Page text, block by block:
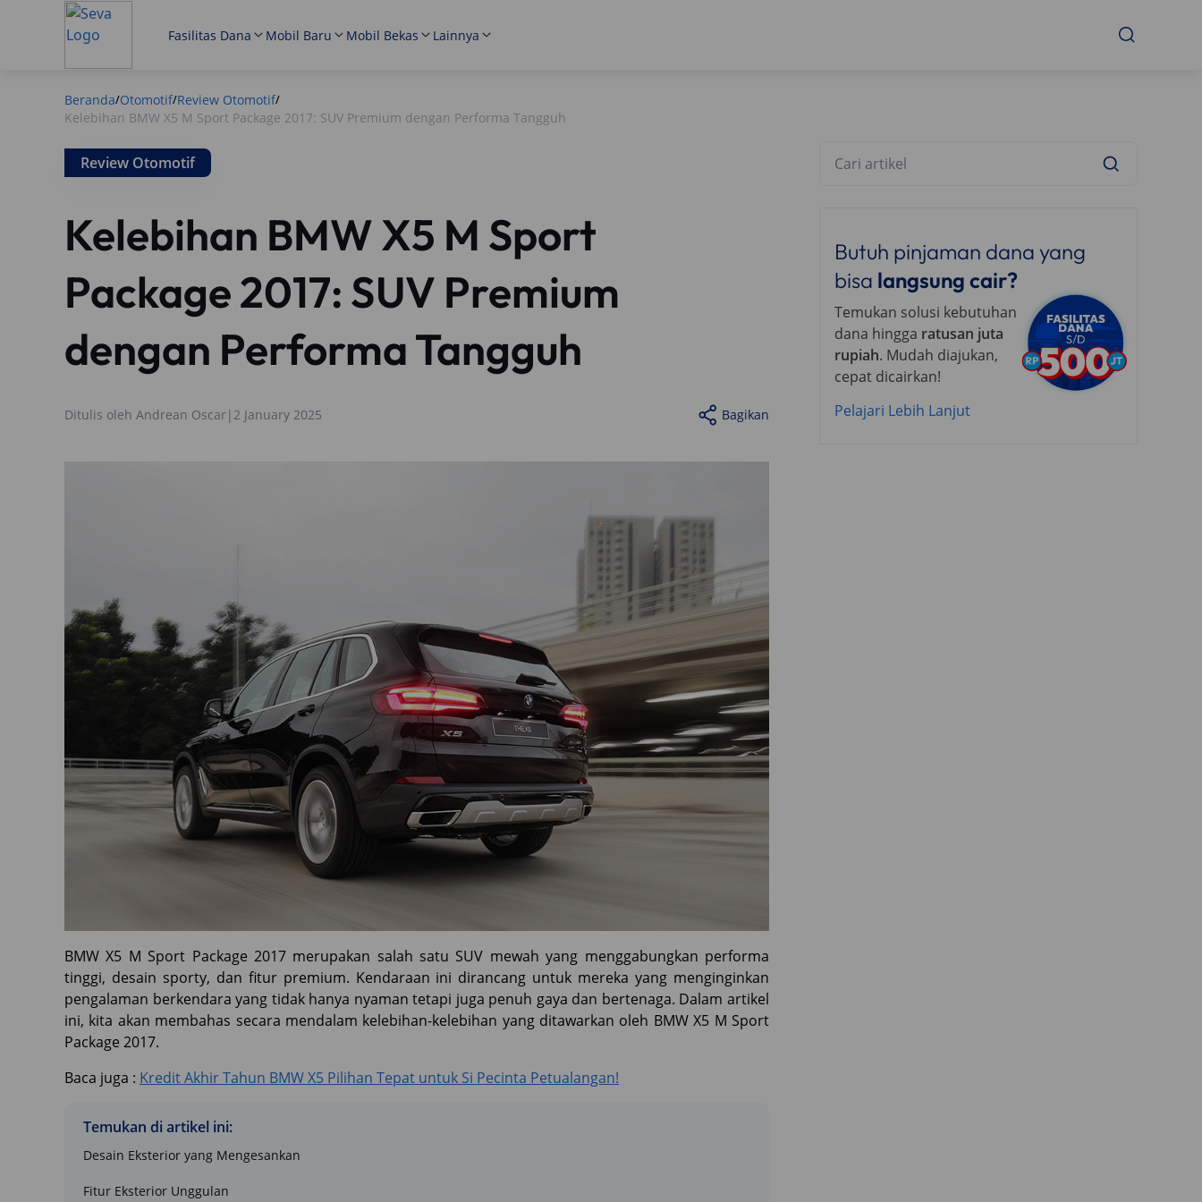
Fasilitas Dana Mobil Baru Mobil Bekas Lainnya
Beranda/Otomotif/Review Otomotif/
Kelebihan BMW X5 M Sport Package 2017: SUV Premium dengan Performa Tangguh
Review Otomotif
Kelebihan BMW X5 M Sport
Package 2017: SUV Premium
dengan Performa Tangguh
Ditulis oleh Andrean Oscar| 2 January 2025 Bagikan
BMW X5 M Sport Package 2017 merupakan salah satu SUV mewah yang menggabungkan performa
tinggi, desain sporty, dan fitur premium. Kendaraan ini dirancang untuk mereka yang menginginkan
pengalaman berkendara yang tidak hanya nyaman tetapi juga penuh gaya dan bertenaga. Dalam artikel
ini, kita akan membahas secara mendalam kelebihan-kelebihan yang ditawarkan oleh BMW X5 M Sport
Package 2017.
Baca juga : Kredit Akhir Tahun BMW X5 Pilihan Tepat untuk Si Pecinta Petualangan!
Temukan di artikel ini:
Desain Eksterior yang Mengesankan
Fitur Eksterior Unggulan
Butuh pinjaman dana yang
bisa langsung cair?
Temukan solusi kebutuhan
dana hingga ratusan juta
rupiah. Mudah diajukan,
cepat dicairkan!
Pelajari Lebih Lanjut